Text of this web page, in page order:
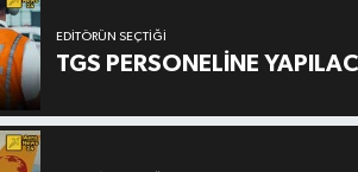
EDITÖRÜN SEÇTIĞI
TGS PERSONELİNE